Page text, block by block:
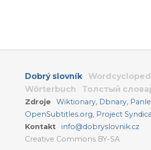
Dobrý slovník
Wörterbuch
Толстый
Zdroje Wiktionary, Dbnary,
OpenSubtitles.org, Project
Kontakt
info@dobryslovnik.cz
Creative Commons BY-SA